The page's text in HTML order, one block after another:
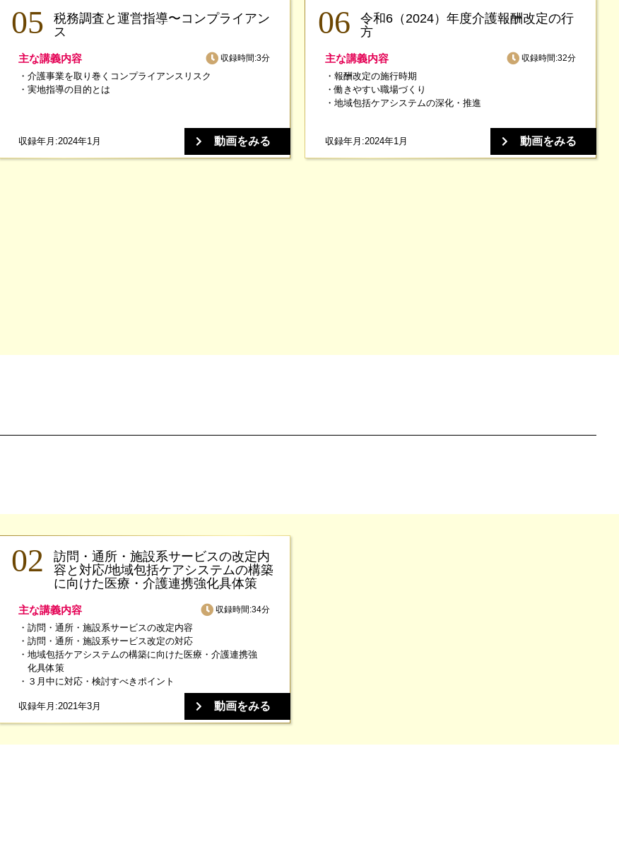
税務調査と運営指導〜コンプライアン
ス
主な講義内容
介護事業を取り巻くコンプライアンスリスク
実地指導の目的とは
収録時間:3分
収録年月:2024年1月 動画をみる
令和6（2024）年度介護報酬改定の行
方
主な講義内容
報酬改定の施行時期
働きやすい職場づくり
地域包括ケアシステムの深化・推進
収録時間:32分
収録年月:2024年1月 動画をみる
訪問・通所・施設系サービスの改定内
容と対応/地域包括ケアシステムの構築
に向けた医療・介護連携強化具体策
主な講義内容
訪問・通所・施設系サービスの改定内容
訪問・通所・施設系サービス改定の対応
地域包括ケアシステムの構築に向けた医療・介護連携強
化具体策
３月中に対応・検討すべきポイント
収録時間:34分
収録年月:2021年3月 動画をみる